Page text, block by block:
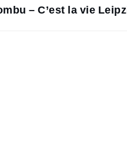
– C’est la vie